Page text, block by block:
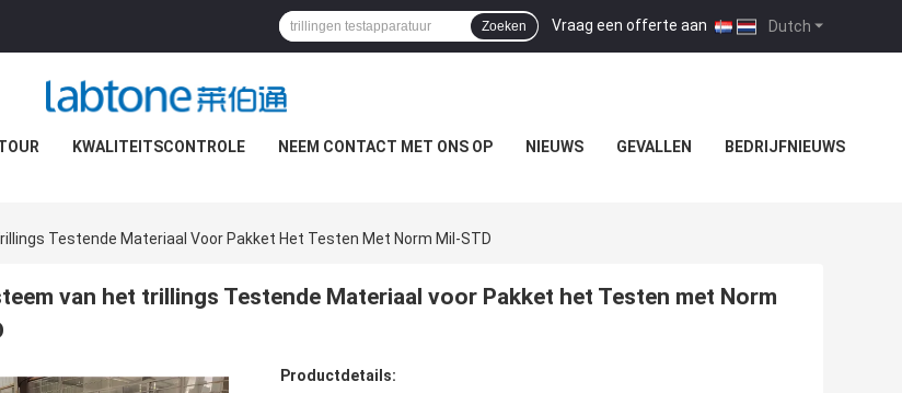
Dutch
Vraag een offerte aan |
Zoeken
KWALITEITSCONTROLE NEEM CONTACT MET ONS OP NIEUWS GEVALLEN BEDRIJFNIEUWS
Testende Materiaal Voor Pakket Het Testen Met Norm Mil-STD
van het trillings Testende Materiaal voor Pakket het Testen met Norm
Productdetails: